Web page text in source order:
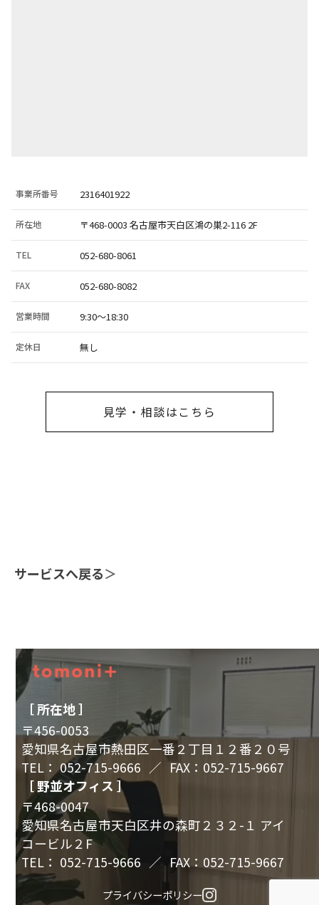
事業所番号 2316401922
所在地 〒468-0003 名古屋市天白区鴻の巣2-116 2F
TEL 052-680-8061
FAX 052-680-8082
営業時間 9:30～18:30
定休日 無し
見学・相談はこちら
サービスへ戻る＞
［ 所在地 ］
〒456-0053
愛知県名古屋市熱田区一番２丁目１２番２０号
TEL：052-715-9666 ／ FAX：052-715-9667
［ 野並オフィス ］
〒468-0047
愛知県名古屋市天白区井の森町２３２-１ アイ
コービル２F
TEL： 052-715-9666 ／ FAX：052-715-9667
プライバシーポリシー